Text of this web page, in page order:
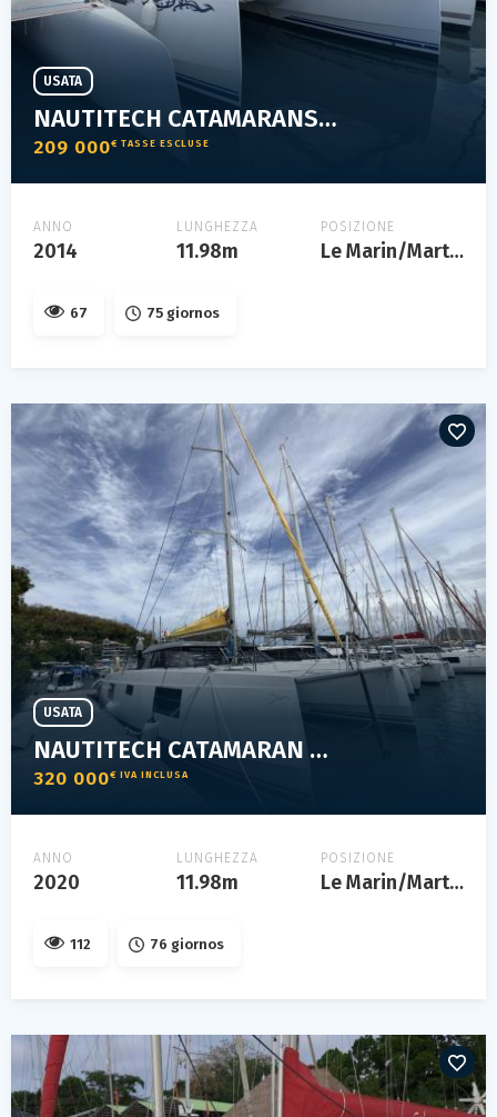
NAUTITECH CATAMARANS NAUTITECH 40 OPEN
209 000€ TASSE ESCLUSE
USATA
ANNO
2014
LUNGHEZZA
11.98m
POSIZIONE
Le Marin/Martinique
67 75 giornos
NAUTITECH CATAMARAN 40 OPEN
320 000€ IVA INCLUSA
USATA
ANNO
2020
LUNGHEZZA
11.98m
POSIZIONE
Le Marin/Martinique
112 76 giornos